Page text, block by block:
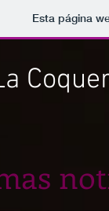
Esta página